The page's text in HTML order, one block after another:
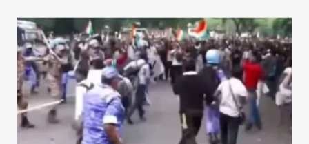
at
s
A
p
p
c
e
b
o
o
k
k
e
dI
n
ai
l
ar
e